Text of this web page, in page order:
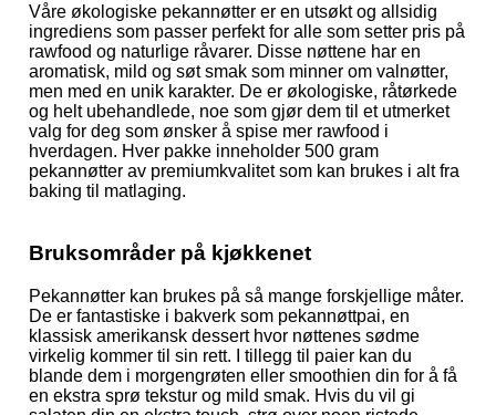
Våre økologiske pekannøtter er en utsøkt og allsidig
ingrediens som passer perfekt for alle som setter pris på
rawfood og naturlige råvarer. Disse nøttene har en
aromatisk, mild og søt smak som minner om valnøtter,
men med en unik karakter. De er økologiske, råtørkede
og helt ubehandlede, noe som gjør dem til et utmerket
valg for deg som ønsker å spise mer rawfood i
hverdagen. Hver pakke inneholder 500 gram
pekannøtter av premiumkvalitet som kan brukes i alt fra
baking til matlaging.
Bruksområder på kjøkkenet
Pekannøtter kan brukes på så mange forskjellige måter.
De er fantastiske i bakverk som pekannøttpai, en
klassisk amerikansk dessert hvor nøttenes sødme
virkelig kommer til sin rett. I tillegg til paier kan du
blande dem i morgengrøten eller smoothien din for å få
en ekstra sprø tekstur og mild smak. Hvis du vil gi